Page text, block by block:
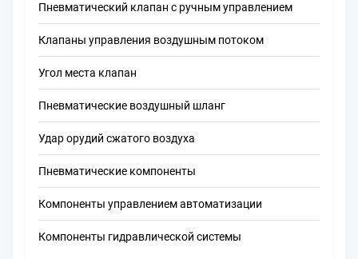
Пневматический клапан с ручным управлением
Клапаны управления воздушным потоком
Угол места клапан
Пневматические воздушный шланг
Удар орудий сжатого воздуха
Пневматические компоненты
Компоненты управлением автоматизации
Компоненты гидравлической системы